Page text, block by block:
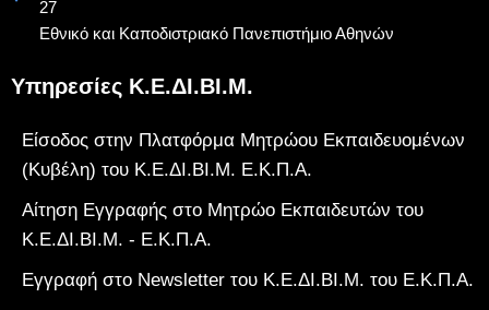
27
Εθνικό και Καποδιστριακό Πανεπιστήμιο Αθηνών
Υπηρεσίες Κ.Ε.ΔΙ.ΒΙ.Μ.
Είσοδος στην Πλατφόρμα Μητρώου Εκπαιδευομένων
(Κυβέλη) του Κ.Ε.ΔΙ.ΒΙ.Μ. Ε.Κ.Π.Α.
Αίτηση Εγγραφής στο Μητρώο Εκπαιδευτών του
Κ.Ε.ΔΙ.ΒΙ.Μ. - Ε.Κ.Π.Α.
Εγγραφή στο Newsletter του Κ.Ε.ΔΙ.ΒΙ.Μ. του Ε.Κ.Π.Α.